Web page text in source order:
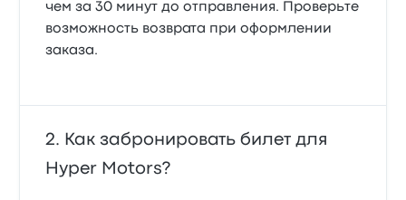
чем за 30 минут до отправления. Проверьте
возможность возврата при оформлении
заказа.
Как забронировать билет для
Hyper Motors?